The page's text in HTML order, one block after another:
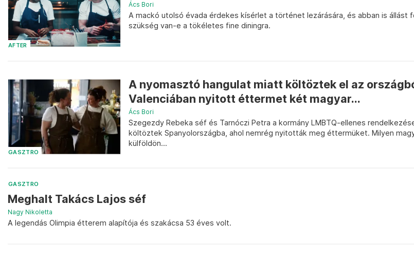
AFTER
Ács Bori
A mackó utolsó évada érdekes kísérlet a történet lezárására, és abban is állást
szükség van-e a tökéletes fine diningra.
GASZTRO
A nyomasztó hangulat miatt költöztek el az
Valenciában nyitott éttermet két magyar...
Ács Bori
Szegezdy Rebeka séf és Tarnóczi Petra a kormány LMBTQ-ellenes
költöztek Spanyolországba, ahol nemrég nyitották meg éttermüket. Milyen
külföldön...
GASZTRO
Meghalt Takács Lajos séf
Nagy Nikoletta
A legendás Olimpia étterem alapítója és szakácsa 53 éves volt.